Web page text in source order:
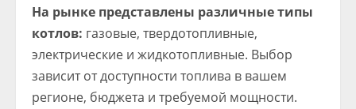
На рынке представлены различные типы
котлов: газовые, твердотопливные,
электрические и жидкотопливные. Выбор
зависит от доступности топлива в вашем
регионе, бюджета и требуемой мощности.